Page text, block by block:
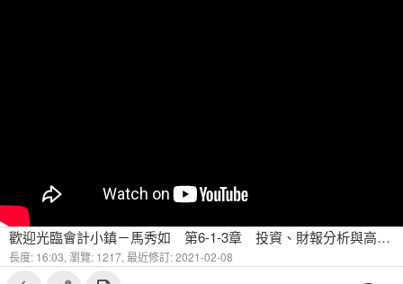
歡迎光臨會計小鎮－馬秀如 第6-1-3章 投資、財報分析與高鐵 投資與其會計處理(三)
長度: 16:03, 瀏覽: 1217, 最近修訂: 2021-02-08